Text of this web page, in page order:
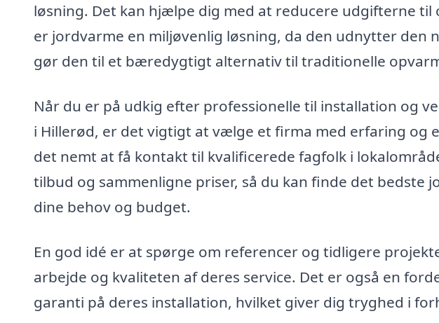
løsning. Det kan hjælpe dig med at reducere udgifterne til
er jordvarme en miljøvenlig løsning, da den udnytter den
gør den til et bæredygtigt alternativ til traditionelle
Når du er på udkig efter professionelle til installation og
i Hillerød, er det vigtigt at vælge et firma med erfaring og
det nemt at få kontakt til kvalificerede fagfolk i
tilbud og sammenligne priser, så du kan finde det bedste
dine behov og budget.
En god idé er at spørge om referencer og tidligere
arbejde og kvaliteten af deres service. Det er også en
garanti på deres installation, hvilket giver dig tryghed i